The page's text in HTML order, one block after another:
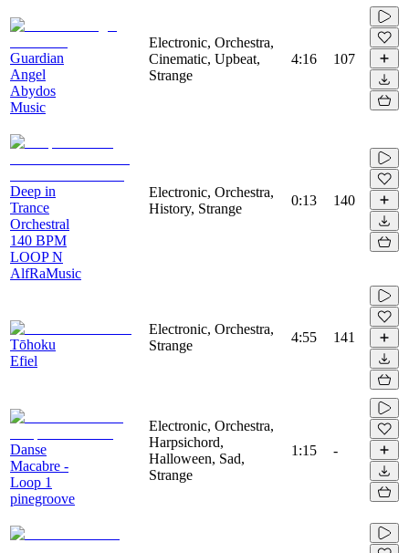
Guardian
Angel
Abydos
Music
Electronic, Orchestra,
Cinematic, Upbeat,
Strange
4:16 107
Deep in
Trance
Orchestral
140 BPM
LOOP N
AlfRaMusic
Electronic, Orchestra,
History, Strange
0:13 140
Tōhoku
Efiel
Electronic, Orchestra,
Strange
4:55 141
Danse
Macabre -
Loop 1
pinegroove
Electronic, Orchestra,
Harpsichord,
Halloween, Sad,
Strange
1:15 -